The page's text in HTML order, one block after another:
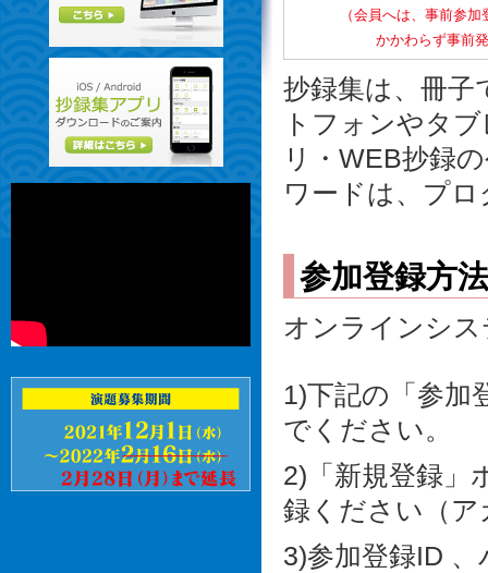
（会員へは、事前参
かかわらず事前
抄録集は、冊子
トフォンやタ
リ・WEB抄録
ワードは、プ
参加登録方法
オンラインシ
1)下記の「参加
でください。
2)「新規登録」
録ください（ア
3)参加登録ID